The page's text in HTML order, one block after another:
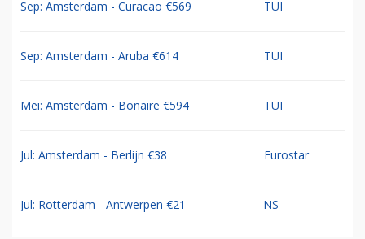
Sep: Amsterdam - Curacao €569 TUI
Sep: Amsterdam - Aruba €614 TUI
Mei: Amsterdam - Bonaire €594 TUI
Jul: Amsterdam - Berlijn €38 Eurostar
Jul: Rotterdam - Antwerpen €21 NS